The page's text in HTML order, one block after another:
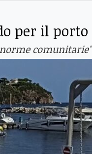
per il porto
comunitarie"